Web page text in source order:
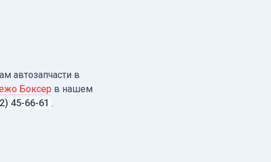
автозапчасти в
Боксер в нашем
45-66-61 .